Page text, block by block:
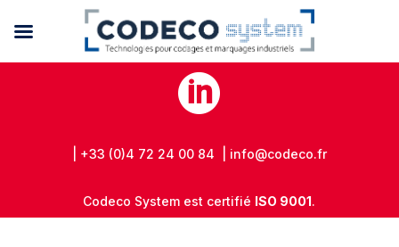

| +33 (0)4 72 24 00 84 | info@codeco.fr
Codeco System est certifié ISO 9001.